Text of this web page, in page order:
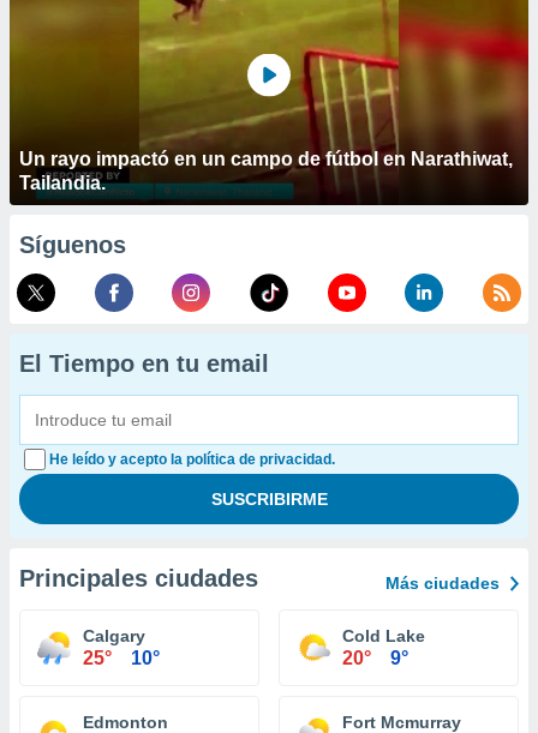
Un rayo impactó en un campo de fútbol en Narathiwat,
Tailandia.
Síguenos
El Tiempo en tu email
He leído y acepto la política de privacidad.
Principales ciudades Más ciudades
Calgary
25° 10°
Cold Lake
20° 9°
Edmonton Fort Mcmurray